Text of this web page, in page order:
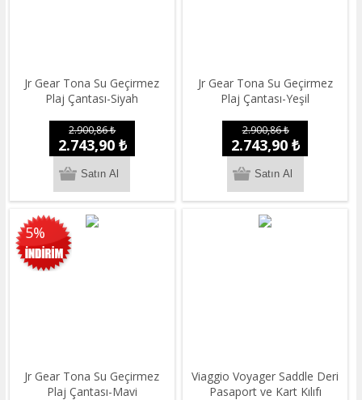
Jr Gear Tona Su Geçirmez
Plaj Çantası-Siyah
2.900,86 ₺
2.743,90 ₺
Jr Gear Tona Su Geçirmez
Plaj Çantası-Yeşil
2.900,86 ₺
2.743,90 ₺
5%
Jr Gear Tona Su Geçirmez
Plaj Çantası-Mavi
Viaggio Voyager Saddle Deri
Pasaport ve Kart Kılıfı